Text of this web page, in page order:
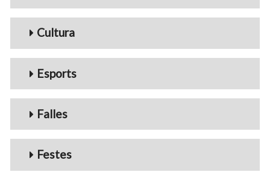
Cultura
Esports
Falles
Festes